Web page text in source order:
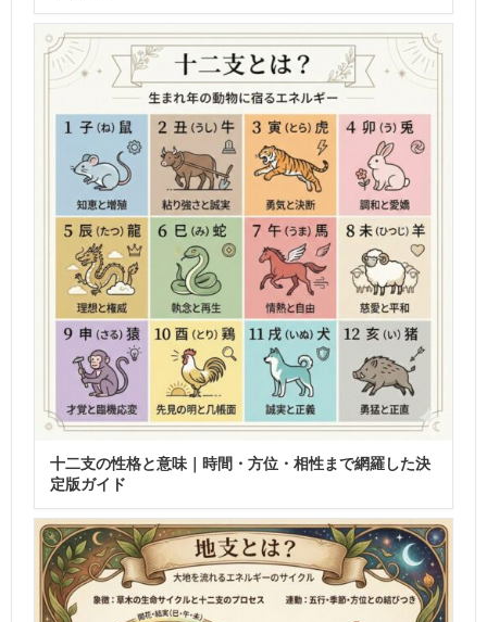
十二支の性格と意味｜時間・方位・相性まで網羅した決
定版ガイド